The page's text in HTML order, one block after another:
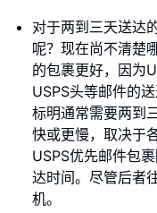
对于两到三天送达
呢？现在尚不清楚
的包裹更好，因为
USPS头等邮件的
标明通常需要两到
快或更慢，取决于
USPS优先邮件包
达时间。尽管后者
机。